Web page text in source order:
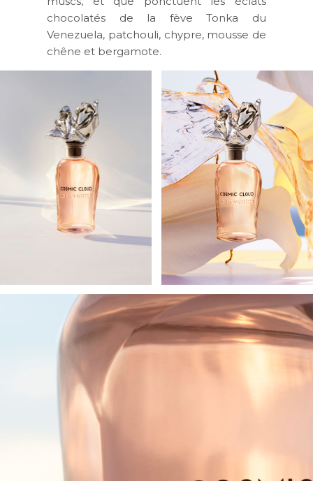
chocolatés de la fève Tonka du
Venezuela, patchouli, chypre, mousse de
chêne et bergamote.